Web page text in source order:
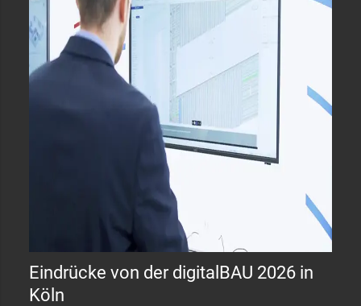
Eindrücke von der digitalBAU 2026 in
Köln